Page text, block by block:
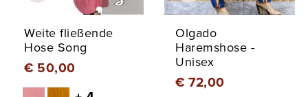
Weite fließende
Hose Song
€ 50,00
Olgado
Haremshose -
Unisex
€ 72,00